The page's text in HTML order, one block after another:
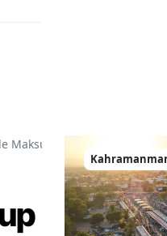
Maksutuşağı Grup Yolu